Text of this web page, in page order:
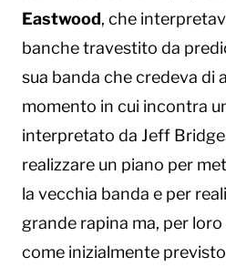
Eastwood, che
banche travestito da
sua banda che credeva di
momento in cui incontra
interpretato da Jeff
realizzare un piano per
la vecchia banda e per
grande rapina ma, per
come inizialmente